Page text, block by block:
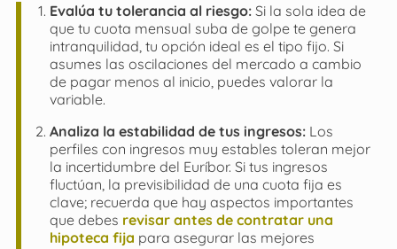
Evalúa tu tolerancia al riesgo:Si la sola idea de
que tu cuota mensual suba de golpe te genera
intranquilidad, tu opción ideal es el tipo fijo. Si
asumes las oscilaciones del mercado a cambio
de pagar menos al inicio, puedes valorar la
variable.
Analiza la estabilidad de tus ingresos:Los
perfiles con ingresos muy estables toleran mejor
la incertidumbre del Euríbor. Si tus ingresos
fluctúan, la previsibilidad de una cuota fija es
clave; recuerda que hay aspectos importantes
que debes revisar antes de contratar una
hipoteca fija para asegurar las mejores